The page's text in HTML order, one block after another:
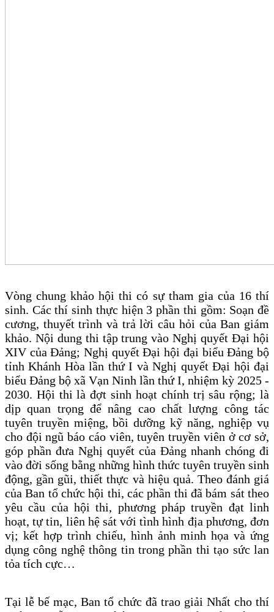
Vòng chung khảo hội thi có sự tham gia của 16 thí
sinh. Các thí sinh thực hiện 3 phần thi gồm: Soạn đề
cương, thuyết trình và trả lời câu hỏi của Ban giám
khảo. Nội dung thi tập trung vào Nghị quyết Đại hội
XIV của Đảng; Nghị quyết Đại hội đại biểu Đảng bộ
tỉnh Khánh Hòa lần thứ I và Nghị quyết Đại hội đại
biểu Đảng bộ xã Vạn Ninh lần thứ I, nhiệm kỳ 2025 -
2030. Hội thi là đợt sinh hoạt chính trị sâu rộng; là
dịp quan trọng để nâng cao chất lượng công tác
tuyên truyền miệng, bồi dưỡng kỹ năng, nghiệp vụ
cho đội ngũ báo cáo viên, tuyên truyền viên ở cơ sở,
góp phần đưa Nghị quyết của Đảng nhanh chóng đi
vào đời sống bằng những hình thức tuyên truyền sinh
động, gần gũi, thiết thực và hiệu quả. Theo đánh giá
của Ban tổ chức hội thi, các phần thi đã bám sát theo
yêu cầu của hội thi, phương pháp truyền đạt linh
hoạt, tự tin, liên hệ sát với tình hình địa phương, đơn
vị; kết hợp trình chiếu, hình ảnh minh họa và ứng
dụng công nghệ thông tin trong phần thi tạo sức lan
tỏa tích cực…
Tại lễ bế mạc, Ban tổ chức đã trao giải Nhất cho thí